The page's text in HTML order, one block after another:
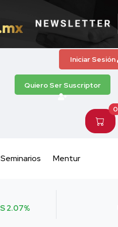
Iniciar Sesión
Quiero Ser Suscriptor
0
Seminarios Mentur
2.07%